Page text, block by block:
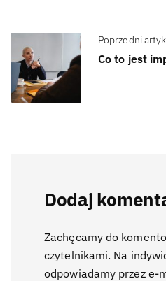
Poprzedni
Co to jest
Dodaj
Zachęcamy do
czytelnikami. Na
odpowiadamy przez e-